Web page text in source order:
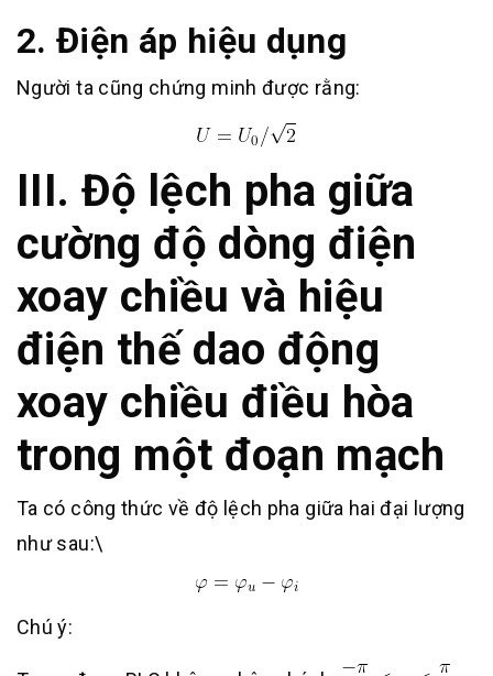
2. Điện áp hiệu dụng
Người ta cũng chứng minh được rằng:
III. Độ lệch pha giữa
cường độ dòng điện
xoay chiều và hiệu
điện thế dao động
xoay chiều điều hòa
trong một đoạn mạch
Ta có công thức về độ lệch pha giữa hai đại lượng
như sau:\
Chú ý: